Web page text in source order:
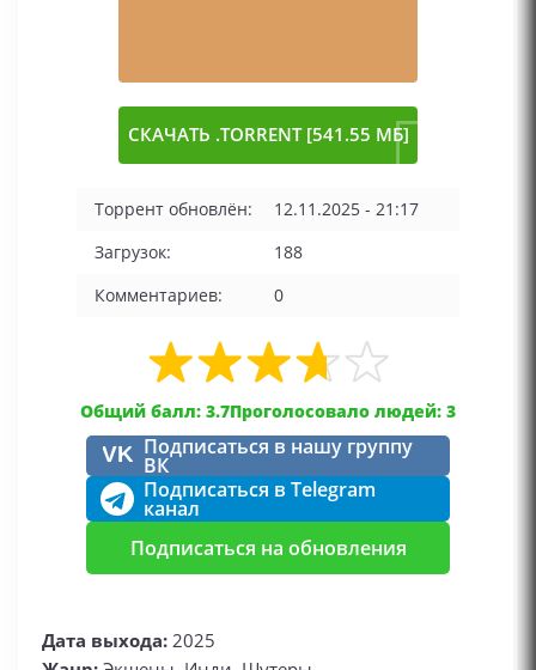
СКАЧАТЬ .TORRENT [541.55 МБ]
Торрент обновлён:
12.11.2025 - 21:17
Загрузок:
188
Комментариев:
0
Общий балл: 3.7Проголосовало людей: 3
VK Подписаться в нашу группу
ВК
Подписаться в Telegram
канал
Подписаться на обновления
Дата выхода: 2025